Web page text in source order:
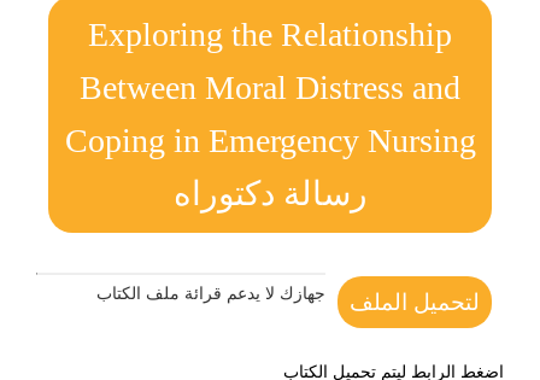
Exploring the Relationship
Between Moral Distress and
Coping in Emergency Nursing
رسالة دكتوراه
لتحميل الملف جهازك لا يدعم قرائة ملف الكتاب
اضغط الرابط ليتم تحميل الكتاب